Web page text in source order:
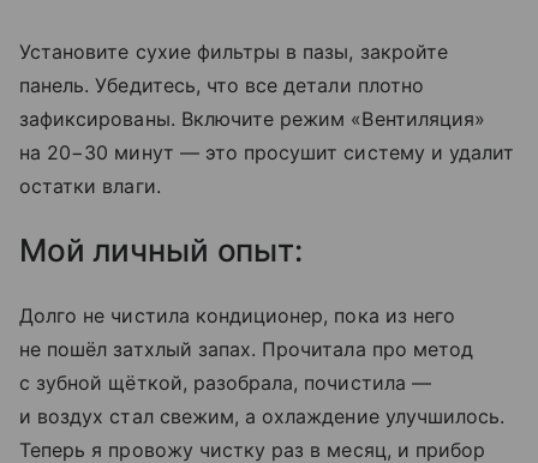
Установите сухие фильтры в пазы, закройте
панель. Убедитесь, что все детали плотно
зафиксированы. Включите режим «Вентиляция»
на 20−30 минут — это просушит систему и удалит
остатки влаги.
Мой личный опыт:
Долго не чистила кондиционер, пока из него
не пошёл затхлый запах. Прочитала про метод
с зубной щёткой, разобрала, почистила —
и воздух стал свежим, а охлаждение улучшилось.
Теперь я провожу чистку раз в месяц, и прибор